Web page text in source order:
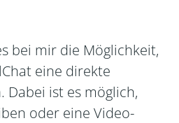
bei mir die Möglichkeit,
eine direkte
Dabei ist es möglich,
oder eine Video-